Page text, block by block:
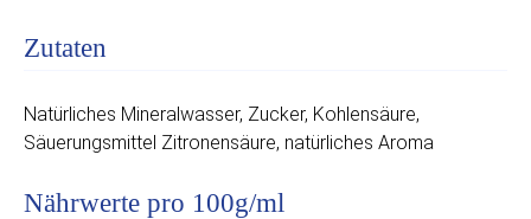
Zutaten
Natürliches Mineralwasser, Zucker, Kohlensäure,
Säuerungsmittel Zitronensäure, natürliches Aroma
Nährwerte pro 100g/ml